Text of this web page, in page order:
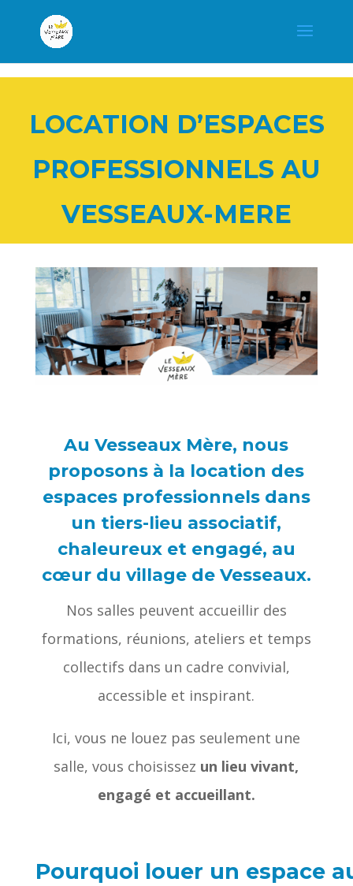
LOCATION D’ESPACES
PROFESSIONNELS AU
VESSEAUX-MERE
Au Vesseaux Mère, nous
proposons à la location des
espaces professionnels dans
un tiers-lieu associatif,
chaleureux et engagé, au
cœur du village de Vesseaux.
Nos salles peuvent accueillir des
formations, réunions, ateliers et temps
collectifs dans un cadre convivial,
accessible et inspirant.
Ici, vous ne louez pas seulement une
salle, vous choisissez un lieu vivant,
engagé et accueillant.
Pourquoi louer un espace